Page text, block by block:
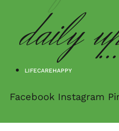
daily...
LIFECAREHAPPY
Facebook Instagram